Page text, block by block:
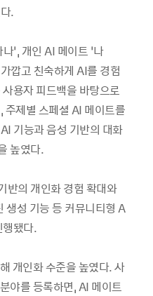
.
’, 개인 AI 메이트 ‘나
깝고 친숙하게 AI를 경험
용자 피드백을 바탕으로
제별 스페셜 AI 메이트를
기능과 음성 기반의 대화
높였다.
반의 개인화 경험 확대와
생성 기능 등 커뮤니티형 A
행됐다.
개인화 수준을 높였다. 사
야를 등록하면, AI 메이트